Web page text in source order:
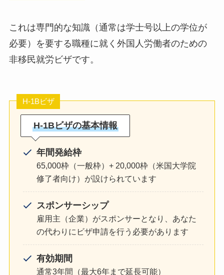
これは専門的な知識（通常は学士号以上の学位が
必要）を要する職種に就く外国人労働者のための
非移民就労ビザです。
H-1Bビザ
H-1Bビザの基本情報
年間発給枠
65,000枠（一般枠）+ 20,000枠（米国大学院
修了者向け）が設けられています
スポンサーシップ
雇用主（企業）がスポンサーとなり、あなた
の代わりにビザ申請を行う必要があります
有効期間
通常3年間（最大6年まで延長可能）